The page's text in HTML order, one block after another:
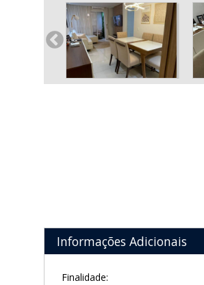
Informações Adicionais
Finalidade: